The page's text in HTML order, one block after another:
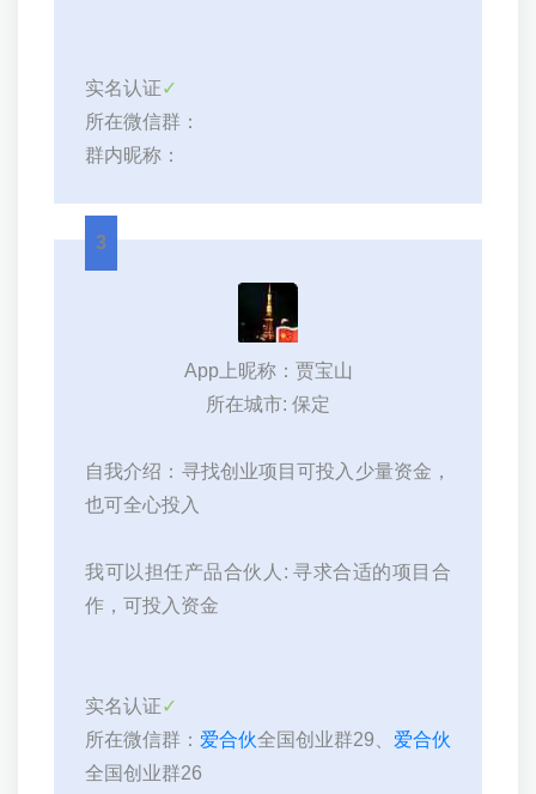
实名认证✓
所在微信群：
群内昵称：
3
App上昵称：贾宝山
所在城市: 保定
自我介绍：寻找创业项目可投入少量资金，
也可全心投入
我可以担任产品合伙人: 寻求合适的项目合
作，可投入资金
实名认证✓
所在微信群： 爱合伙全国创业群29、 爱合伙
全国创业群26